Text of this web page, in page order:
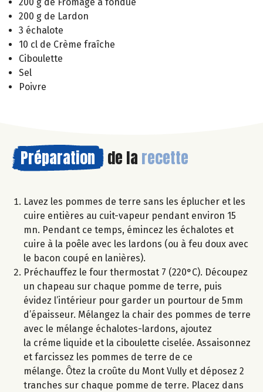
200 g de Lardon
3 échalote
10 cl de Crème fraîche
Ciboulette
Sel
Poivre
Préparation de la recette
Lavez les pommes de terre sans les éplucher et les
cuire entières au cuit-vapeur pendant environ 15
mn. Pendant ce temps, émincez les échalotes et
cuire à la poêle avec les lardons (ou à feu doux avec
le bacon coupé en lanières).
Préchauffez le four thermostat 7 (220°C). Découpez
un chapeau sur chaque pomme de terre, puis
évidez l’intérieur pour garder un pourtour de 5mm
d’épaisseur. Mélangez la chair des pommes de terre
avec le mélange échalotes-lardons, ajoutez
la créme liquide et la ciboulette ciselée. Assaisonnez
et farcissez les pommes de terre de ce
mélange. Ôtez la croûte du Mont Vully et déposez 2
tranches sur chaque pomme de terre. Placez dans